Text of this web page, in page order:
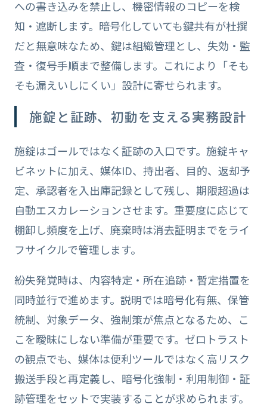
への書き込みを禁止し、機密情報のコピーを検
知・遮断します。暗号化していても鍵共有が杜撰
だと無意味なため、鍵は組織管理とし、失効・監
査・復号手順まで整備します。これにより「そも
そも漏えいしにくい」設計に寄せられます。
施錠と証跡、初動を支える実務設計
施錠はゴールではなく証跡の入口です。施錠キャ
ビネットに加え、媒体ID、持出者、目的、返却予
定、承認者を入出庫記録として残し、期限超過は
自動エスカレーションさせます。重要度に応じて
棚卸し頻度を上げ、廃棄時は消去証明までをライ
フサイクルで管理します。
紛失発覚時は、内容特定・所在追跡・暫定措置を
同時並行で進めます。説明では暗号化有無、保管
統制、対象データ、強制策が焦点となるため、こ
こを曖昧にしない準備が重要です。ゼロトラスト
の観点でも、媒体は便利ツールではなく高リスク
搬送手段と再定義し、暗号化強制・利用制御・証
跡管理をセットで実装することが求められます。